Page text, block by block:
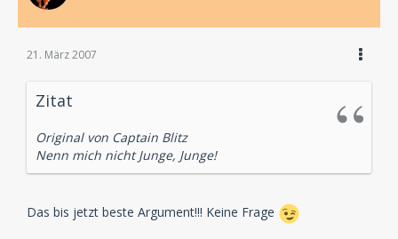
21. März 2007
Zitat
Original von Captain Blitz
Nenn mich nicht Junge, Junge!
Das bis jetzt beste Argument!!! Keine Frage